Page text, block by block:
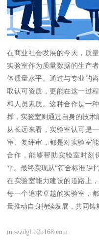
在商业社会发展的今天，质
实验室作为质量数据的生产
体质量水平。通过与专业的
取认可资质，更能在这一过
和人员素质。这种合作是一
撑，实验室则通过自身的技术
从长远来看，实验室认可是
审、复评审，都是对实验室
合作，能够帮助实验室时刻
平。最终实现从“符合标准”到“
在实验室能力建设的道路上
每一个追求卓越的实验室，
量推动自身持续发展，共同铸
m.szzdgl.b2b168.com